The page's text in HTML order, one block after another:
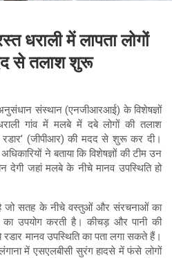
धराली में लापता लोगों
से तलाश शुरू
अनुसंधान संस्थान (एनजीआरआई) के विशेषज्ञों
गांव में मलबे में दबे लोगों की तलाश
रडार’ (जीपीआर) की मदद से शुरू कर दी।
ने बताया कि विशेषज्ञों की टीम उन
देगी जहां मलबे के नीचे मानव उपस्थिति हो
है जो सतह के नीचे वस्तुओं और संरचनाओं का
का उपयोग करती है। कीचड़ और पानी की
मानव उपस्थिति का पता लगा सकते हैं।
में एसएलबीसी सुरंग हादसे में फंसे लोगों